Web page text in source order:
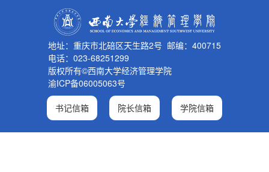
地址：重庆市北碚区天生路2号 邮编：400715
电话：023-68251299
版权所有©西南大学经济管理学院
渝ICP备06005063号
书记信箱 院长信箱 学院信箱